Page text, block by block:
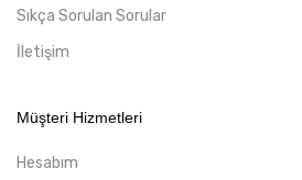
Sıkça Sorulan Sorular
İletişim
Müşteri Hizmetleri
Hesabım